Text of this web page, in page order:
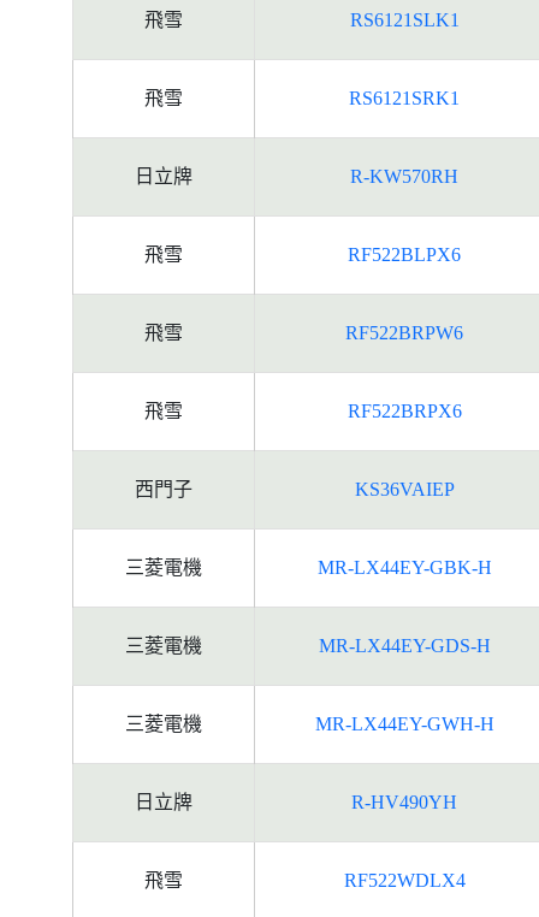
飛雪 RS6121SLK1
飛雪 RS6121SRK1
日立牌 R-KW570RH
飛雪 RF522BLPX6
飛雪 RF522BRPW6
飛雪 RF522BRPX6
西門子 KS36VAIEP
三菱電機 MR-LX44EY-GBK-H
三菱電機 MR-LX44EY-GDS-H
三菱電機 MR-LX44EY-GWH-H
日立牌 R-HV490YH
飛雪 RF522WDLX4